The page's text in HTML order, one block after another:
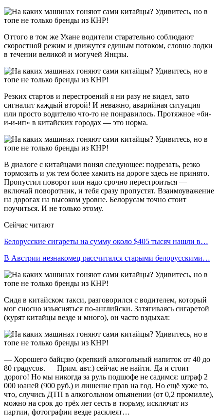
Оттого в том же Ухане водители старательно соблюдают
скоростной режим и движутся единым потоком, словно лодки
в течении великой и могучей Янцзы.
Резких стартов и перестроений я ни разу не видел, зато
сигналит каждый второй! И неважно, аварийная ситуация
или просто водителю что-то не понравилось. Протяжное «би-
и-и-ип» в китайских городах — это норма.
В диалоге с китайцами понял следующее: подрезать, резко
тормозить и уж тем более хамить на дороге здесь не принято.
Пропустил поворот или надо срочно перестроиться —
включай поворотник, и тебя сразу пропустят. Взаимоуважение
на дорогах на высоком уровне. Белорусам точно стоит
поучиться. И не только этому.
Сейчас читают
Белорусские сигареты на сумму около $405 тысяч нашли в…
В Австрии незнакомец рассчитался старыми белорусскими…
Сидя в китайском такси, разговорился с водителем, который
мог сносно изъясняться по-английски. Затягиваясь сигаретой
(курят китайцы везде и много), он часто вздыхал:
— Хорошего байцзю (крепкий алкогольный напиток от 40 до
80 градусов. — Прим. авт.) сейчас не найти. Да и стоит
дорого! Но мы никогда за руль подшофе не садимся: штраф 2
000 юаней (900 руб.) и лишение прав на год. Но ещё хуже то,
что, случись ДТП в алкогольном опьянении (от 0,2 промилле),
можно на срок до трёх лет сесть в тюрьму, исключат из
партии, фотографии везде расклеят…